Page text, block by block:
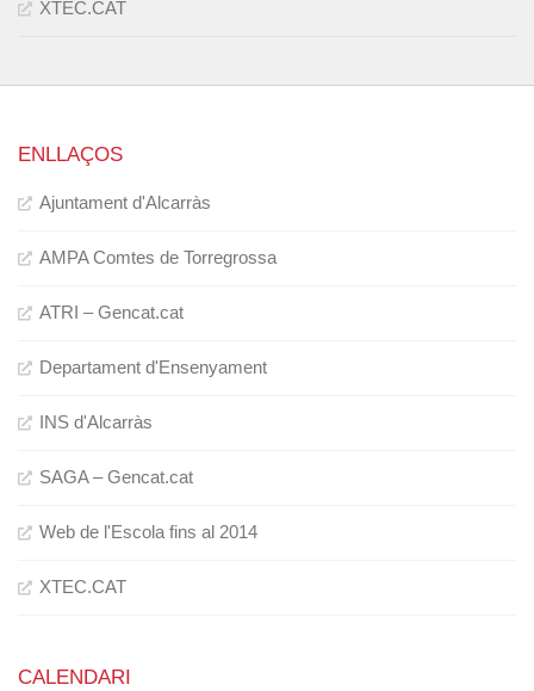
XTEC.CAT
ENLLAÇOS
Ajuntament d'Alcarràs
AMPA Comtes de Torregrossa
ATRI – Gencat.cat
Departament d'Ensenyament
INS d'Alcarràs
SAGA – Gencat.cat
Web de l'Escola fins al 2014
XTEC.CAT
CALENDARI